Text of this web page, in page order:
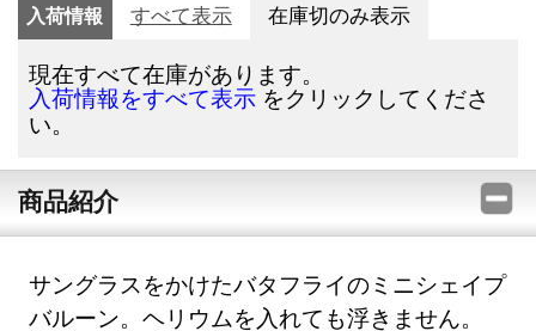
入荷情報 すべて表示 在庫切のみ表示
現在すべて在庫があります。
入荷情報をすべて表示 をクリックしてくださ
い。
商品紹介
サングラスをかけたバタフライのミニシェイプ
バルーン。ヘリウムを入れても浮きません。